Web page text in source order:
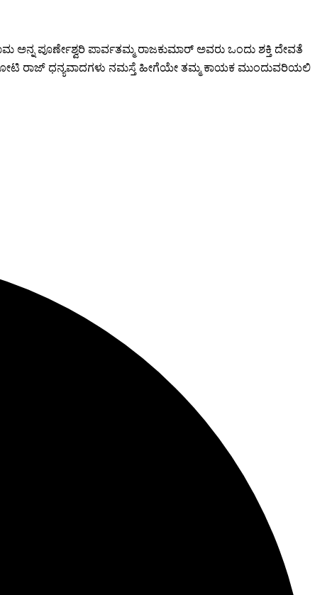
ಪೂರ್ಣೇಶ್ವರಿ ಪಾರ್ವತಮ್ಮ ರಾಜಕುಮಾರ್ ಅವರು ಒಂದು ಶಕ್ತಿ ದೇವತೆ
ರಾಜ್ ಧನ್ಯವಾದಗಳು ನಮಸ್ತೆ ಹೀಗೆಯೇ ತಮ್ಮ ಕಾಯಕ ಮುಂದುವರಿಯಲಿ